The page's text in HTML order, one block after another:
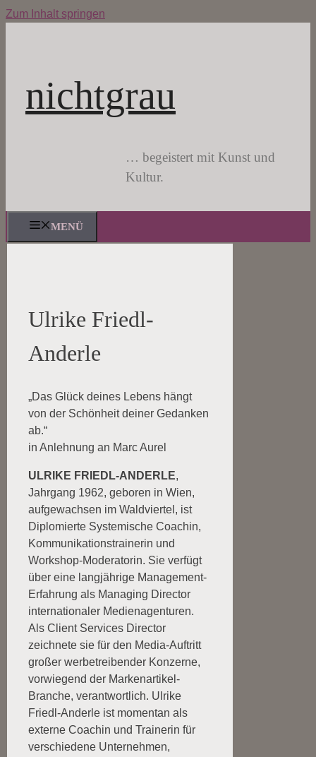
Zum Inhalt springen
nichtgrau
… begeistert mit Kunst und
Kultur.
MENÜ
Ulrike Friedl-
Anderle
„Das Glück deines Lebens hängt
von der Schönheit deiner Gedanken
ab.“
in Anlehnung an Marc Aurel
ULRIKE FRIEDL-ANDERLE,
Jahrgang 1962, geboren in Wien,
aufgewachsen im Waldviertel, ist
Diplomierte Systemische Coachin,
Kommunikationstrainerin und
Workshop-Moderatorin. Sie verfügt
über eine langjährige Management-
Erfahrung als Managing Director
internationaler Medienagenturen.
Als Client Services Director
zeichnete sie für den Media-Auftritt
großer werbetreibender Konzerne,
vorwiegend der Markenartikel-
Branche, verantwortlich. Ulrike
Friedl-Anderle ist momentan als
externe Coachin und Trainerin für
verschiedene Unternehmen,